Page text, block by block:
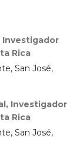
Investigador
Rica
San José,
Investigador
Rica
San José,